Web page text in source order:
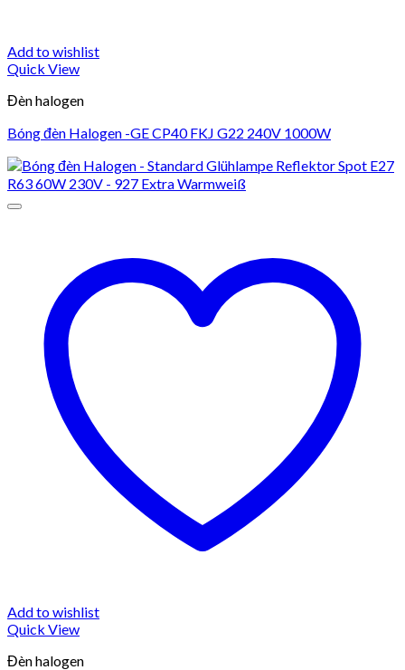
Add to wishlist
Quick View
Đèn halogen
Bóng đèn Halogen -GE CP40 FKJ G22 240V 1000W
Add to wishlist
Quick View
Đèn halogen